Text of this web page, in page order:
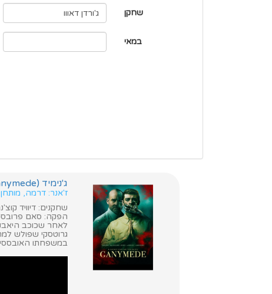
שחקן
במאי
ג'נימיד (Ganymede)
ז'אנר: דרמה, מותחן
שחקנים: דיוויד
הפקה: סאם
לאחר שכוכב
גרוטסקי שפולש
במשפחתו